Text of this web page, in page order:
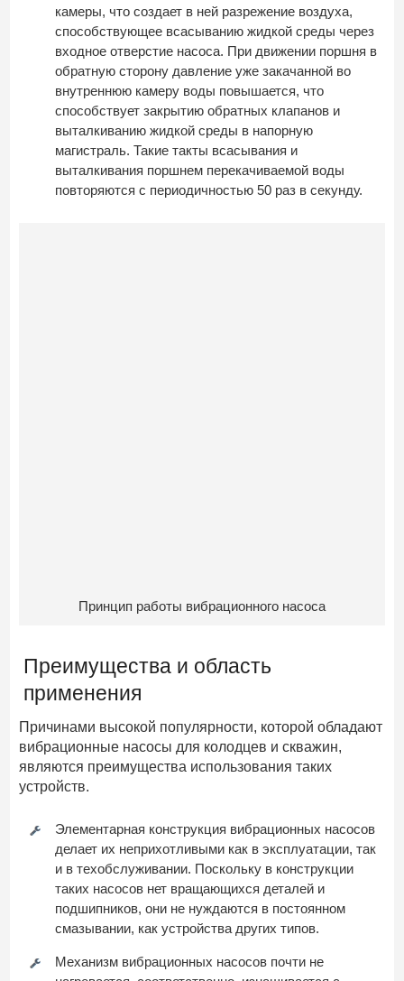
камеры, что создает в ней разрежение воздуха,
способствующее всасыванию жидкой среды через
входное отверстие насоса. При движении поршня в
обратную сторону давление уже закачанной во
внутреннюю камеру воды повышается, что
способствует закрытию обратных клапанов и
выталкиванию жидкой среды в напорную
магистраль. Такие такты всасывания и
выталкивания поршнем перекачиваемой воды
повторяются с периодичностью 50 раз в секунду.
Принцип работы вибрационного насоса
Преимущества и область
применения
Причинами высокой популярности, которой обладают
вибрационные насосы для колодцев и скважин,
являются преимущества использования таких
устройств.
Элементарная конструкция вибрационных насосов
делает их неприхотливыми как в эксплуатации, так
и в техобслуживании. Поскольку в конструкции
таких насосов нет вращающихся деталей и
подшипников, они не нуждаются в постоянном
смазывании, как устройства других типов.
Механизм вибрационных насосов почти не